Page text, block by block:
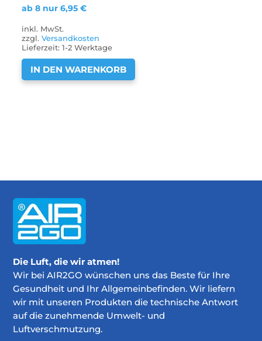
ab 8 nur6,95€
inkl. MwSt.
zzgl.Versandkosten
Lieferzeit:1-2 Werktage
IN DEN WARENKORB
Die Luft, die wir atmen!
Wir bei AIR2GO wünschen uns das Beste für Ihre
Gesundheit und Ihr Allgemeinbefinden. Wir liefern
wir mit unseren Produkten die technische Antwort
auf die zunehmende Umwelt- und
Luftverschmutzung.